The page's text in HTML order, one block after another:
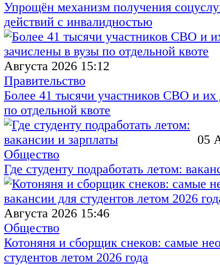
Упрощён механизм получения
действий с инвалидностью
Августа 2026 15:12
Правительство
Более 41 тысячи участников СВО и их
по отдельной квоте
05
Общество
Где студенту подработать летом:
Августа 2026 15:46
Общество
Котоняня и сборщик снеков: самые
студентов летом 2026 года